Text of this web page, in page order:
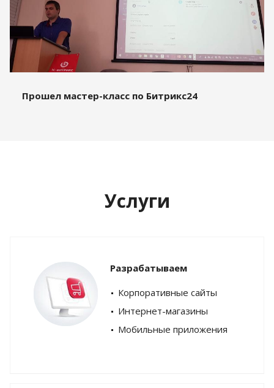
Прошел мастер-класс по Битрикс24
Услуги
Разрабатываем
Корпоративные сайты
Интернет-магазины
Мобильные приложения